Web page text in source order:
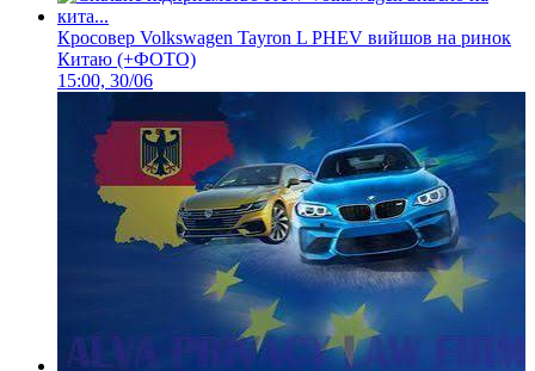
Кросовер Volkswagen Tayron L PHEV вийшов на ринок
Китаю (+ФОТО)
15:00, 30/06